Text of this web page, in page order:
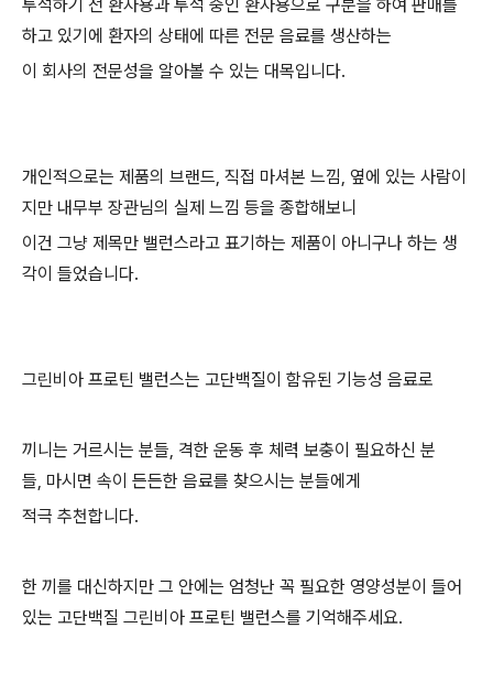
투석하기 전 환자용과 투석 중인 환자용으로 구분을 하여 판매를
하고 있기에 환자의 상태에 따른 전문 음료를 생산하는
이 회사의 전문성을 알아볼 수 있는 대목입니다.
개인적으로는 제품의 브랜드, 직접 마셔본 느낌, 옆에 있는 사람이
지만 내무부 장관님의 실제 느낌 등을 종합해보니
이건 그냥 제목만 밸런스라고 표기하는 제품이 아니구나 하는 생
각이 들었습니다.
그린비아 프로틴 밸런스는 고단백질이 함유된 기능성 음료로
끼니는 거르시는 분들, 격한 운동 후 체력 보충이 필요하신 분
들, 마시면 속이 든든한 음료를 찾으시는 분들에게
적극 추천합니다.
한 끼를 대신하지만 그 안에는 엄청난 꼭 필요한 영양성분이 들어
있는 고단백질 그린비아 프로틴 밸런스를 기억해주세요.